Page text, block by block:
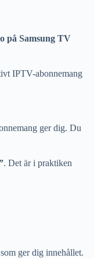
på Samsung TV
IPTV-abonnemang
ger dig. Du
. Det är i praktiken
ger dig innehållet.